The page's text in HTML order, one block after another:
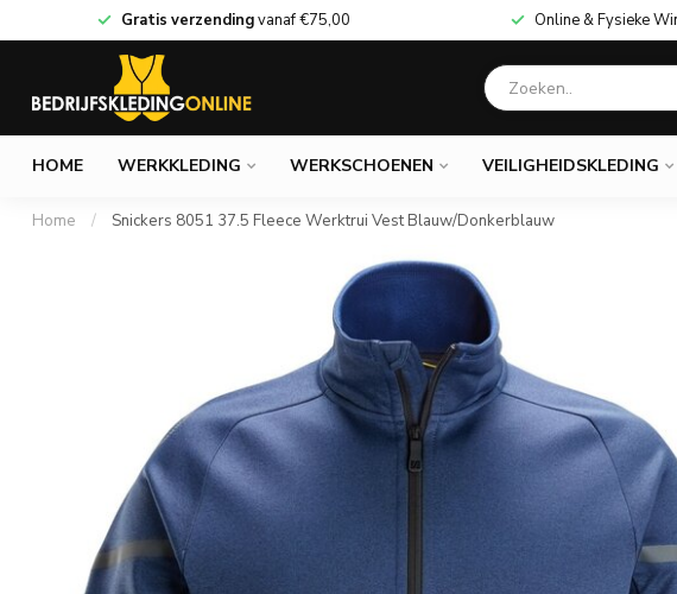
Gratis verzendingvanaf€75,00 Online & Fysieke
HOME WERKKLEDING WERKSCHOENEN VEILIGHEIDSKLEDING
Home / Snickers 8051 37.5 Fleece Werktrui Vest Blauw/Donkerblauw